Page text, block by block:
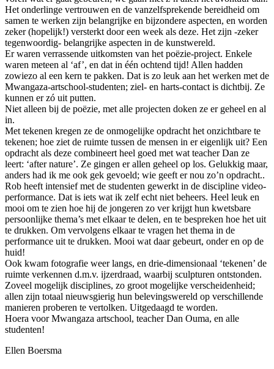
Het onderlinge vertrouwen en de vanzelfsprekende bereidheid om
samen te werken zijn belangrijke en bijzondere aspecten, en worden
zeker (hopelijk!) versterkt door een week als deze. Het zijn -zeker
tegenwoordig- belangrijke aspecten in de kunstwereld.
Er waren verrassende uitkomsten van het poëzie-project. Enkele
waren meteen al ‘af’, en dat in één ochtend tijd! Allen hadden
zowiezo al een kern te pakken. Dat is zo leuk aan het werken met de
Mwangaza-artschool-studenten; ziel- en harts-contact is dichtbij. Ze
kunnen er zó uit putten.
Niet alleen bij de poëzie, met alle projecten doken ze er geheel en al
in.
Met tekenen kregen ze de onmogelijke opdracht het onzichtbare te
tekenen; hoe ziet de ruimte tussen de mensen in er eigenlijk uit? Een
opdracht als deze combineert heel goed met wat teacher Dan ze
leert: ‘after nature’. Ze gingen er allen geheel op los. Gelukkig maar,
anders had ik me ook gek gevoeld; wie geeft er nou zo’n opdracht..
Rob heeft intensief met de studenten gewerkt in de discipline video-
performance. Dat is iets wat ik zelf echt niet beheers. Heel leuk en
mooi om te zien hoe hij de jongeren zo ver krijgt hun kwetsbare
persoonlijke thema’s met elkaar te delen, en te bespreken hoe het uit
te drukken. Om vervolgens elkaar te vragen het thema in de
performance uit te drukken. Mooi wat daar gebeurt, onder en op de
huid!
Ook kwam fotografie weer langs, en drie-dimensionaal ‘tekenen’ de
ruimte verkennen d.m.v. ijzerdraad, waarbij sculpturen ontstonden.
Zoveel mogelijk disciplines, zo groot mogelijke verscheidenheid;
allen zijn totaal nieuwsgierig hun belevingswereld op verschillende
manieren proberen te vertolken. Uitgedaagd te worden.
Hoera voor Mwangaza artschool, teacher Dan Ouma, en alle
studenten!
Ellen Boersma